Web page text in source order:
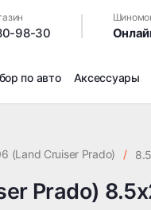
98-30
по авто Аксессуары
(Land Cruiser Prado) /
Prado)